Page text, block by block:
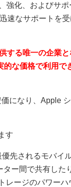
強化、およびサポ
速なサポートを受
する唯一の企業と
的な価格で利用で
になり、Apple シ
す
先されるモバイ
ター間で共有した
レージのパワーハ